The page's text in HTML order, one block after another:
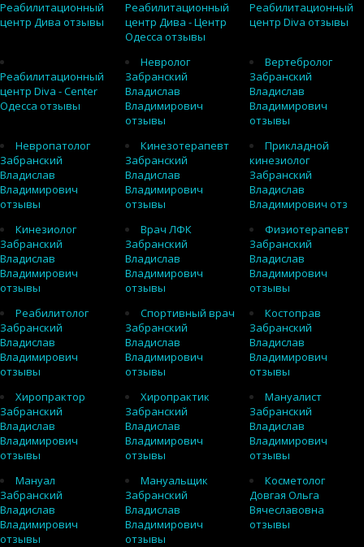
Реабилитационный
центр Дива отзывы
Реабилитационный
центр Дива - Центр
Одесса отзывы
Реабилитационный
центр Diva отзывы
Реабилитационный
центр Diva - Center
Одесса отзывы
Невролог
Забранский
Владислав
Владимирович
отзывы
Вертебролог
Забранский
Владислав
Владимирович
отзывы
Невропатолог
Забранский
Владислав
Владимирович
отзывы
Кинезотерапевт
Забранский
Владислав
Владимирович
отзывы
Прикладной
кинезиолог
Забранский
Владислав
Владимирович отз
Кинезиолог
Забранский
Владислав
Владимирович
отзывы
Врач ЛФК
Забранский
Владислав
Владимирович
отзывы
Физиотерапевт
Забранский
Владислав
Владимирович
отзывы
Реабилитолог
Забранский
Владислав
Владимирович
отзывы
Спортивный врач
Забранский
Владислав
Владимирович
отзывы
Костоправ
Забранский
Владислав
Владимирович
отзывы
Хиропрактор
Забранский
Владислав
Владимирович
отзывы
Хиропрактик
Забранский
Владислав
Владимирович
отзывы
Мануалист
Забранский
Владислав
Владимирович
отзывы
Мануал
Забранский
Владислав
Владимирович
отзывы
Мануальщик
Забранский
Владислав
Владимирович
отзывы
Косметолог
Довгая Ольга
Вячеславовна
отзывы